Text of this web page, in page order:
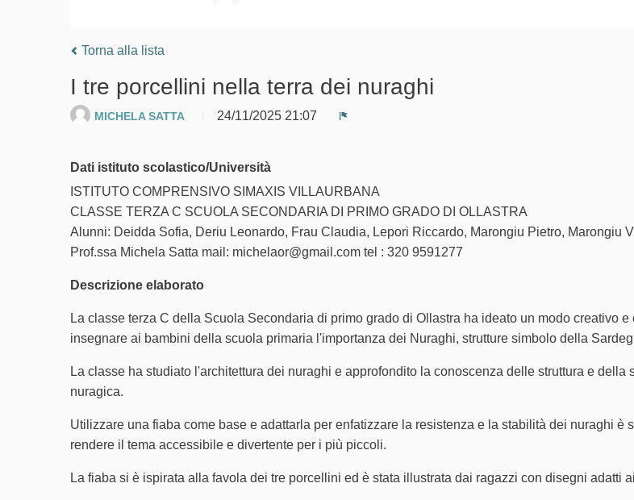
Torna alla lista
I tre porcellini nella terra dei nuraghi
MICHELA SATTA
24/11/2025 21:07
Dati istituto scolastico/Università
ISTITUTO COMPRENSIVO SIMAXIS VILLAURBANA
CLASSE TERZA C SCUOLA SECONDARIA DI PRIMO GRADO DI OLLASTRA
Alunni: Deidda Sofia, Deriu Leonardo, Frau Claudia, Lepori Riccardo, Marongiu Pietro, Marongiu
Prof.ssa Michela Satta mail: michelaor@gmail.com tel : 320 9591277
Descrizione elaborato
La classe terza C della Scuola Secondaria di primo grado di Ollastra ha ideato un modo creativo
insegnare ai bambini della scuola primaria l'importanza dei Nuraghi, strutture simbolo della
La classe ha studiato l'architettura dei nuraghi e approfondito la conoscenza delle struttura e della
nuragica.
Utilizzare una fiaba come base e adattarla per enfatizzare la resistenza e la stabilità dei nuraghi è
rendere il tema accessibile e divertente per i più piccoli.
La fiaba si è ispirata alla favola dei tre porcellini ed è stata illustrata dai ragazzi con disegni adatti